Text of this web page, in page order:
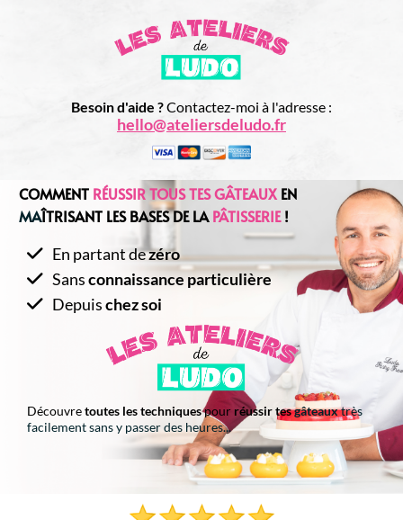
Besoin d'aide ?Contactez-moi à l'adresse :
hello@ateliersdeludo.fr
COMMENT RÉUSSIR TOUS TES GÂTEAUX EN
MAÎTRISANT LES BASES DE LAPÂTISSERIE!
En partant dezéro
Sansconnaissance particulière
Depuischez soi
Découvretoutes les techniquespour réussir tesgâteauxtrès
facilement sans y passer des heures...